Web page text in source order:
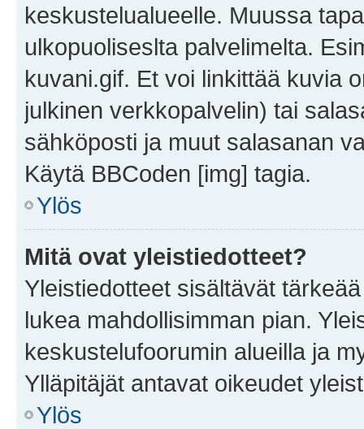
keskustelualueelle. Muussa
ulkopuoliseslta palvelimelta.
kuvani.gif. Et voi linkittää kuvia
julkinen verkkopalvelin) tai
sähköposti ja muut salasanan
Käytä BBCoden [img] tagia.
Ylös
Mitä ovat yleistiedotteet?
Yleistiedotteet sisältävät
lukea mahdollisimman pian.
keskustelufoorumin alueilla ja
Ylläpitäjät antavat oikeudet
Ylös